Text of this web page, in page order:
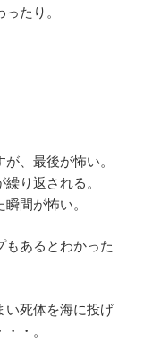
たり。
、最後が怖い。
り返される。
間が怖い。
もあるとわかった
い死体を海に投げ
・。